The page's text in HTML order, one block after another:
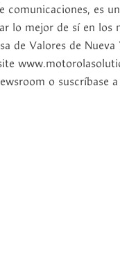
comunicaciones, es
lo mejor de sí en
de Valores de
o suscríbase